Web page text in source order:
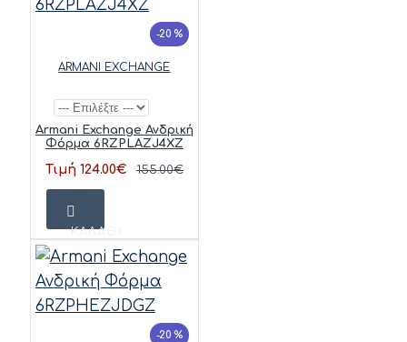
-20 %
ARMANI EXCHANGE
Armani Exchange Ανδρική
Φόρμα 6RZPLAZJ4XZ
Τιμή 124.00€ 155.00€
ΚΑΛΆΘΙ
-20 %